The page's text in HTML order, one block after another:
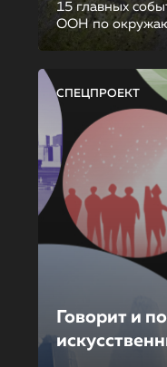
15 главных
ООН по
СПЕЦПРОЕКТ
Говорит и